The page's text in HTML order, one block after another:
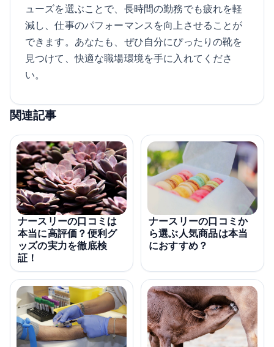
ューズを選ぶことで、長時間の勤務でも疲れを軽
減し、仕事のパフォーマンスを向上させることが
できます。あなたも、ぜひ自分にぴったりの靴を
見つけて、快適な職場環境を手に入れてくださ
い。
関連記事
ナースリーの口コミは
本当に高評価？便利グ
ッズの実力を徹底検
証！
ナースリーの口コミか
ら選ぶ人気商品は本当
におすすめ？